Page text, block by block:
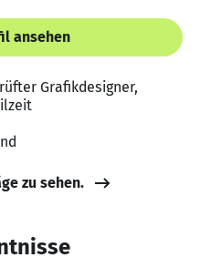
ansehen
Grafikdesigner,
zu sehen.